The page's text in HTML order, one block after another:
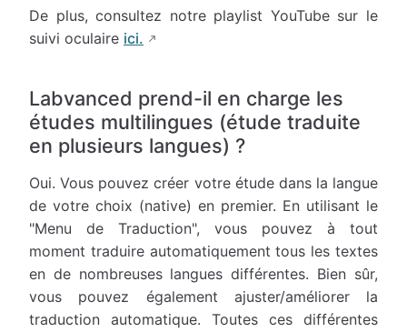
De plus, consultez notre playlist YouTube sur le
suivi oculaire ici.
Labvanced prend-il en charge les
études multilingues (étude traduite
en plusieurs langues) ?
Oui. Vous pouvez créer votre étude dans la langue
de votre choix (native) en premier. En utilisant le
"Menu de Traduction", vous pouvez à tout
moment traduire automatiquement tous les textes
en de nombreuses langues différentes. Bien sûr,
vous pouvez également ajuster/améliorer la
traduction automatique. Toutes ces différentes